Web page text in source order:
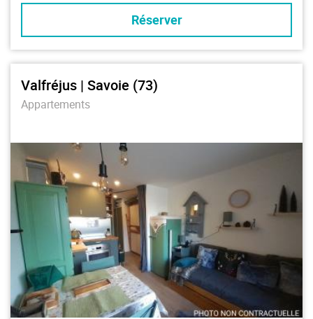
Réserver
Valfréjus | Savoie (73)
Appartements